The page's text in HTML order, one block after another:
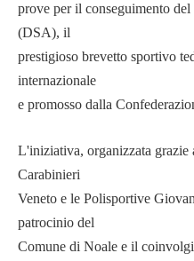
prove per il conseguimento del
(DSA), il
prestigioso brevetto sportivo
internazionale
e promosso dalla
L'iniziativa, organizzata
Carabinieri
Veneto e le Polisportive
patrocinio del
Comune di Noale e il